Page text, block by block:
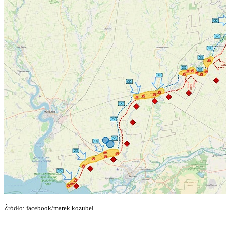
Źródło: facebook/marek kozubel